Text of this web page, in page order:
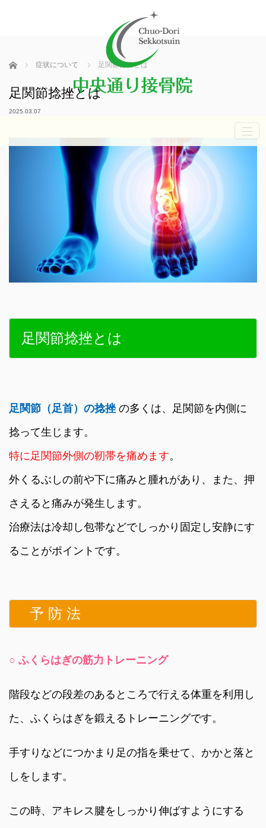
ホーム 症状について 足関節捻挫とは
足関節捻挫とは
2025.03.07
足関節捻挫とは
足関節（足首）の捻挫 の多くは、足関節を内側に
捻って生じます。
特に足関節外側の靭帯を痛めます。
外くるぶしの前や下に痛みと腫れがあり、また、押
さえると痛みが発生します。
治療法は冷却し包帯などでしっかり固定し安静にす
ることがポイントです。
予 防 法
○ ふくらはぎの筋力トレーニング
階段などの段差のあるところで行える体重を利用し
た、ふくらはぎを鍛えるトレーニングです。
手すりなどにつかまり足の指を乗せて、かかと落と
しをします。
この時、アキレス腱をしっかり伸ばすようにする